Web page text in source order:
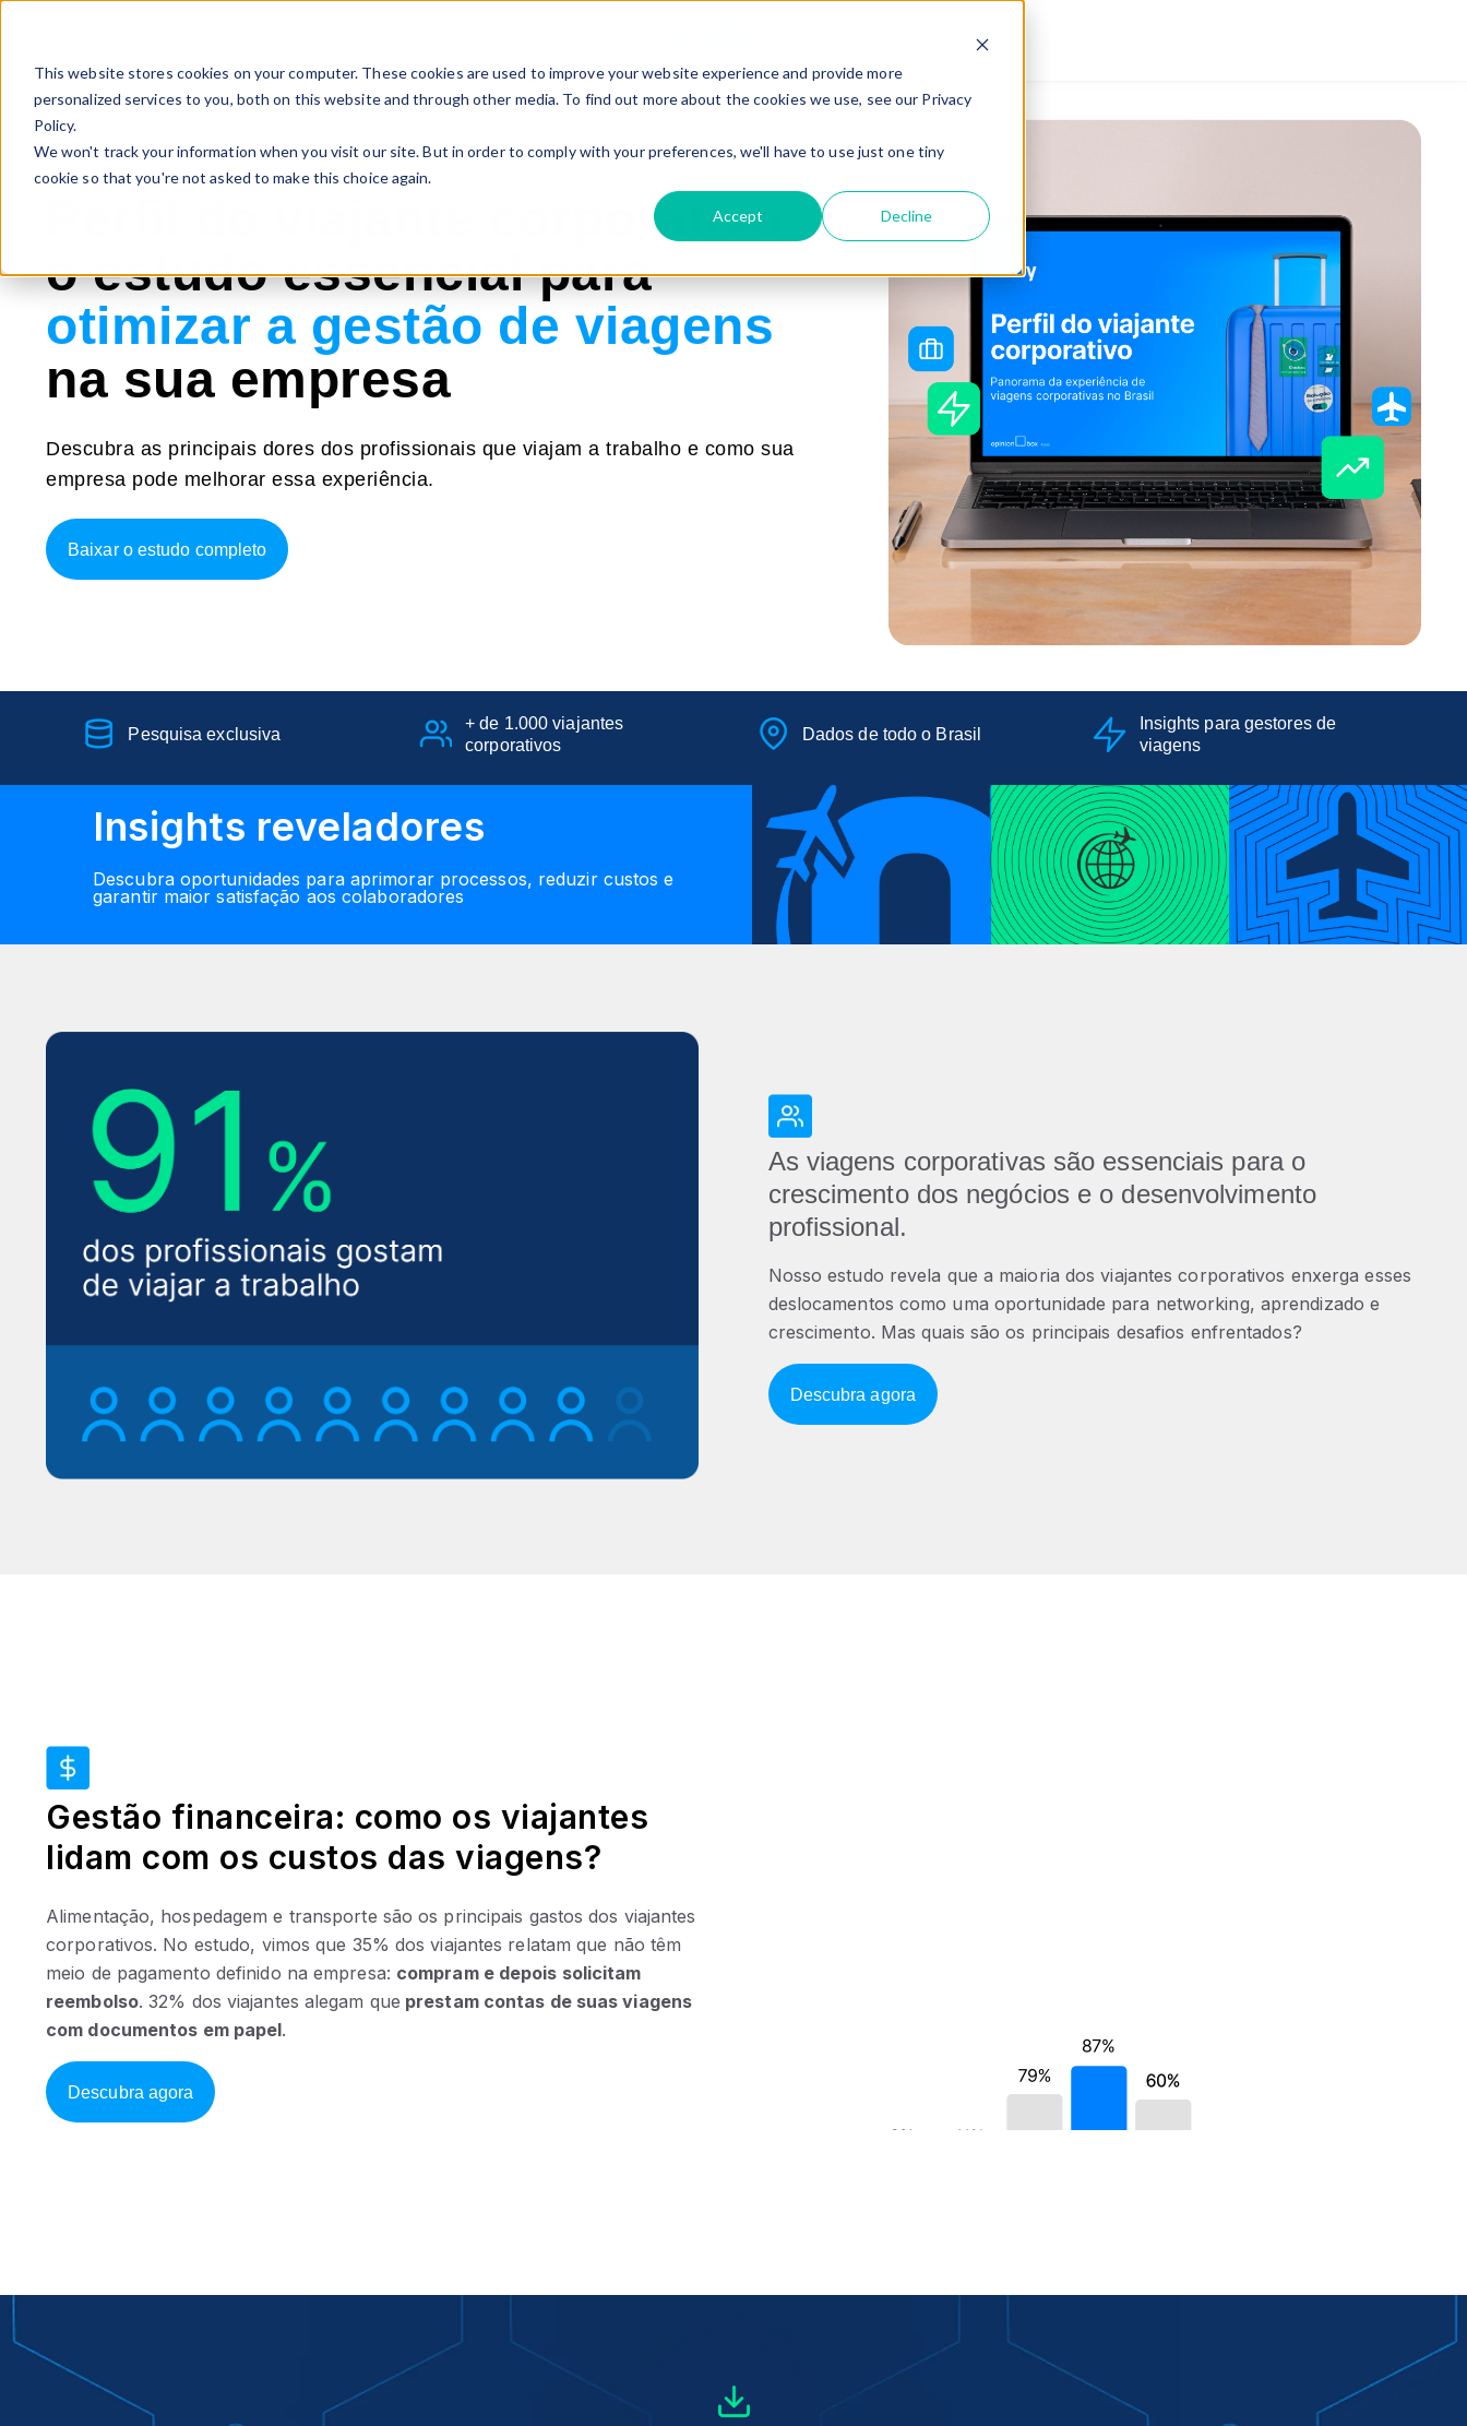
This website stores cookies on your computer. These cookies are used to improve your website experience and provide more
personalized services to you, both on this website and through other media. To find out more about the cookies we use, see our Privacy
Policy.
We won't track your information when you visit our site. But in order to comply with your preferences, we'll have to use just one tiny
cookie so that you're not asked to make this choice again.
Accept Decline
Perfil do viajante corporativo:
o estudo essencial para
otimizar a gestão de viagens
na sua empresa
Descubra as principais dores dos profissionais que viajam a trabalho e como sua
empresa pode melhorar essa experiência.
Baixar o estudo completo
Pesquisa exclusiva
+ de 1.000 viajantes
corporativos
Dados de todo o Brasil
Insights para gestores de
viagens
Insights reveladores
Descubra oportunidades para aprimorar processos, reduzir custos e
garantir maior satisfação aos colaboradores
As viagens corporativas são essenciais para o
crescimento dos negócios e o desenvolvimento
profissional.
Nosso estudo revela que a maioria dos viajantes corporativos enxerga esses
deslocamentos como uma oportunidade para networking, aprendizado e
crescimento. Mas quais são os principais desafios enfrentados?
Descubra agora
Gestão financeira: como os viajantes
lidam com os custos das viagens?
Alimentação, hospedagem e transporte são os principais gastos dos viajantes
corporativos. No estudo, vimos que 35% dos viajantes relatam que não têm
meio de pagamento definido na empresa: compram e depois solicitam
reembolso. 32% dos viajantes alegam que prestam contas de suas viagens
com documentos em papel.
Descubra agora